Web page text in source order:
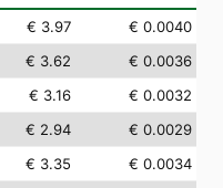
€ 3.97
€ 0.0040
€ 3.62
€ 0.0036
€ 3.16
€ 0.0032
€ 2.94
€ 0.0029
€ 3.35
€ 0.0034